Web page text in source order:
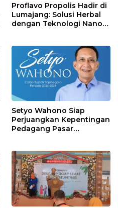
Proflavo Propolis Hadir di
Lumajang: Solusi Herbal
dengan Teknologi Nano
Setyo Wahono Siap
Perjuangkan Kepentingan
Pedagang Pasar